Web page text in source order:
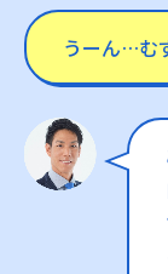
うーん…む